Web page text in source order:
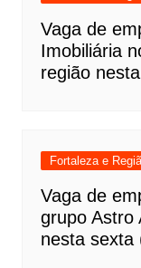
Vaga de
Imobiliária
região
Fortaleza e
Vaga de
grupo Astro
nesta sexta